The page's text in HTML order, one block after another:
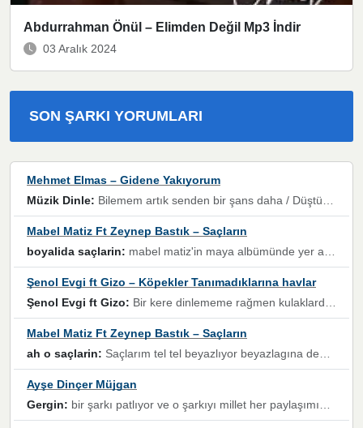
Abdurrahman Önül – Elimden Değil Mp3 İndir
03 Aralık 2024
SON ŞARKI YORUMLARI
Mehmet Elmas – Gidene Yakıyorum
Müzik Dinle: Bilemem artık senden bir şans daha / Düştüğün zaman ben olmayacağım yanında” dizeleri, artık geçmişin tekrarına izin verilmeyeceğini, kişisel sınırların çizildiğini gösteriyor.
Mabel Matiz Ft Zeynep Bastık – Saçların
boyalida saçlarin: mabel matiz'in maya albümünde yer alan güzellerden. parça da şarkı hani! müzikal altyapısına vurulduğum, sözlerinde kaybolduğum bir parça olmuş.
Şenol Evgi ft Gizo – Köpekler Tanımadıklarına havlar
Şenol Evgi ft Gizo: Bir kere dinlememe rağmen kulaklardan gitmiyor sen sen sen sen kurban ol sen sen sen sen hayran ol yükses ses müzik dinleme sebebisiniz canlar bomba gibi patladınız maşallah
Mabel Matiz Ft Zeynep Bastık – Saçların
ah o saçlarin: Saçlarım tel tel beyazlıyor beyazlagına degil yanımda sen yoksun ona üzülüyorum günler bir bir geçiyor geçen günlere değil sensiz geçen günlere darılıyorum,Dinledikce asla kavusamayacagim ama asla unutamicagim sevdiğim adam için yanar içim
Ayşe Dinçer Müjgan
Gergin: bir şarkı patlıyor ve o şarkıyı millet her paylaşımın altına koyuyor ve öyle bir durum hal alıyor ki şarkıyı dinlemeden şarkıdan bikıyorsun Ama bu enteresan bir şekilde dillere dolanıyor millet olarak seviyoruz dertlerle boğuşurken bir yandan da göbek atmayi))) diyeceklerim bu kadar güzel hoş bir sayfa emeğinize sağlık arkadaşlar kolay gelsin